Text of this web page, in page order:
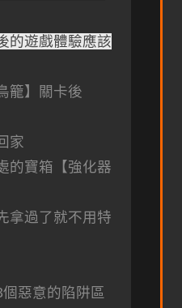
的遊戲體驗應該
籠】關卡後
家
的寶箱【強化器
拿過了就不用特
惡意的陷阱區